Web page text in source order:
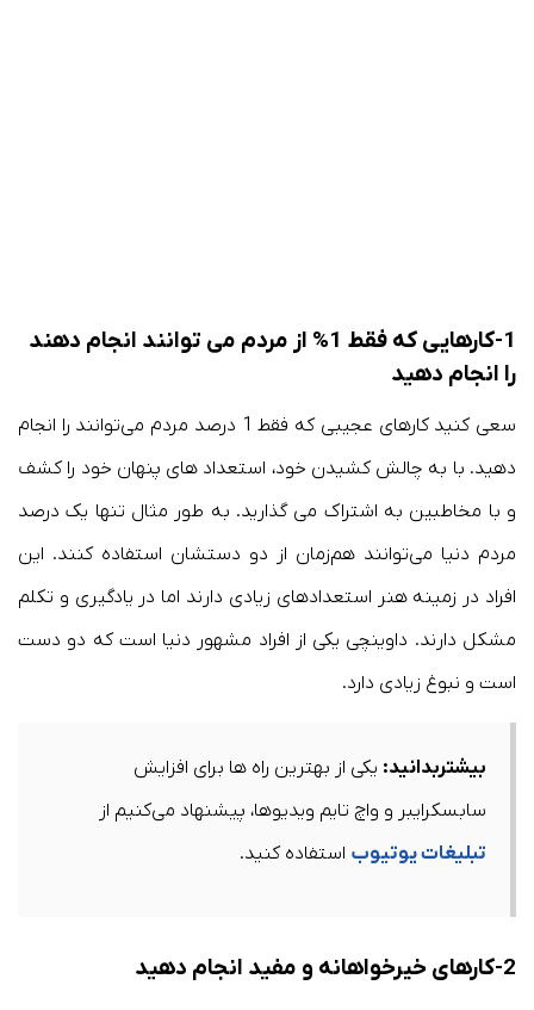
1-کارهایی که فقط 1% از مردم می توانند انجام دهند
را انجام دهید
سعی کنید کارهای عجیبی که فقط 1 درصد مردم می‌توانند را انجام
دهید. با به چالش کشیدن خود، استعداد های پنهان خود را کشف
و با مخاطبین به اشتراک می گذارید. به طور مثال تنها یک درصد
مردم دنیا می‌توانند هم‌زمان از دو دستشان استفاده کنند. این
افراد در زمینه هنر استعداد‌های زیادی دارند اما در یادگیری و تکلم
مشکل دارند. داوینچی یکی از افراد مشهور دنیا است که دو دست
است و نبوغ زیادی دارد.
بیشتربدانید: یکی از بهترین راه ها برای افزایش
سابسکرایبر و واچ تایم ویدیوها، پیشنهاد می‌کنیم از
تبلیغات یوتیوب استفاده کنید.
2-کارهای خیرخواهانه و مفید انجام دهید